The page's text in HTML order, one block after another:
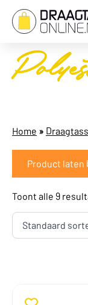
Home »
Product laten
Toont alle 9